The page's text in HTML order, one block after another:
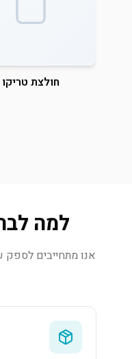
חולצת טריקו
למה
אנו מתחייבים לספק